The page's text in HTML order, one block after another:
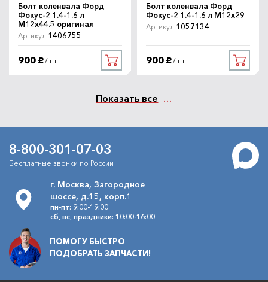
Болт коленвала Форд
Фокус-2 1.4-1.6 л
M12x44.5 оригинал
Артикул 1406755
900 руб. /шт.
Болт коленвала Форд
Фокус-2 1.4-1.6 л M12x29
Артикул 1057134
900 руб. /шт.
Показать все
8-800-301-07-03
Бесплатные звонки по России
г. Москва, Загородное
шоссе, д.15, корп.1
пн-пт: 9:00-19:00
сб, вс, праздники: 10:00-16:00
ПОМОГУ БЫСТРО
ПОДОБРАТЬ ЗАПЧАСТИ!